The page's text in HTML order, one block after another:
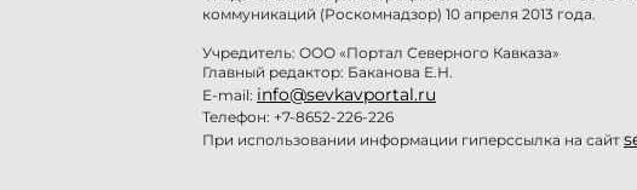
коммуникаций (Роскомнадзор) 10 апреля 2013 года.
Учредитель: ООО «Портал Северного Кавказа»
Главный редактор: Баканова Е.Н.
E-mail: info@sevkavportal.ru
Телефон: +7-8652-226-226
При использовании информации гиперссылка на сайт